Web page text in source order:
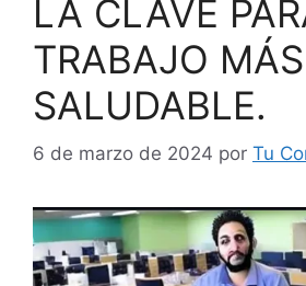
LA CLAVE
TRABAJO MÁS
SALUDABLE.
6 de marzo de 2024 por Tu